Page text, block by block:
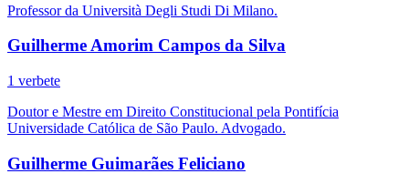
Professor da Università Degli Studi Di Milano.
Guilherme Amorim Campos da Silva
1 verbete
Doutor e Mestre em Direito Constitucional pela Pontifícia
Universidade Católica de São Paulo. Advogado.
Guilherme Guimarães Feliciano